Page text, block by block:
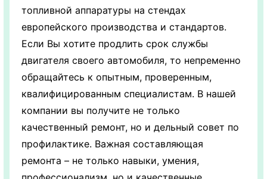
топливной аппаратуры на стендах
европейского производства и стандартов.
Если Вы хотите продлить срок службы
двигателя своего автомобиля, то непременно
обращайтесь к опытным, проверенным,
квалифицированным специалистам. В нашей
компании вы получите не только
качественный ремонт, но и дельный совет по
профилактике. Важная составляющая
ремонта – не только навыки, умения,